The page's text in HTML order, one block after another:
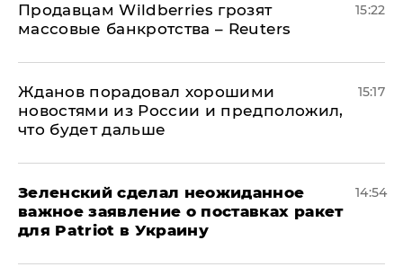
Продавцам Wildberries грозят
массовые банкротства – Reuters
15:22
Жданов порадовал хорошими
новостями из России и предположил,
что будет дальше
15:17
Зеленский сделал неожиданное
важное заявление о поставках ракет
для Patriot в Украину
14:54